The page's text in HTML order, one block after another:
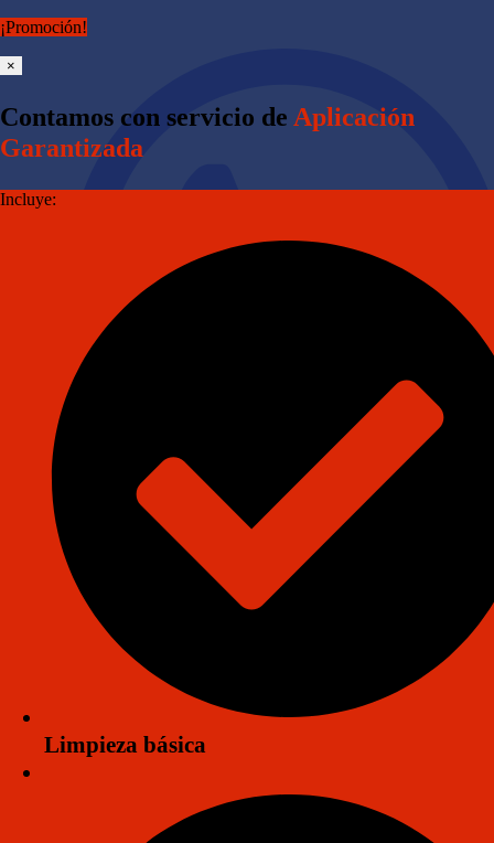
Aplicación y Presupuesto
¡Promoción!
×
Contamos con servicio de Aplicación
Garantizada
Incluye:
Limpieza básica